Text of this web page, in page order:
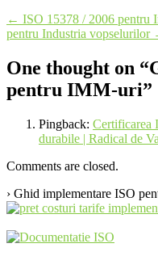
Post
navigation
← ISO 15378 / 2006 pentru
pentru Industria vopselurilor
One thought on “
pentru IMM-uri”
Pingback: Certificarea
durabile | Radical de
Comments are closed.
› Ghid implementare ISO